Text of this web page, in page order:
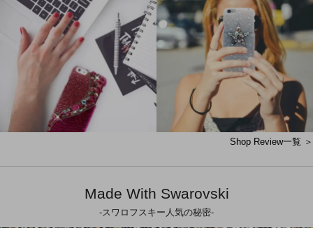
Shop Review一覧 ＞
Made With Swarovski
-スワロフスキー人気の秘密-